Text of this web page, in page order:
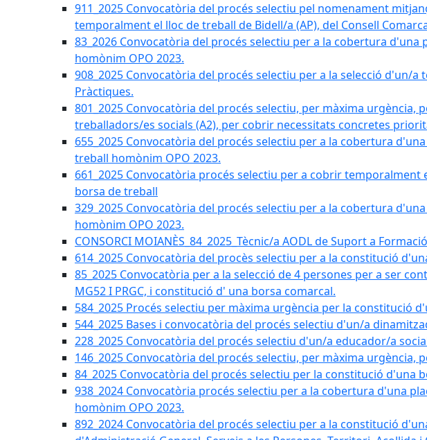
911_2025 Convocatòria del procés selectiu pel nomenament
temporalment el lloc de treball de Bidell/a (AP), del Consell
83_2026 Convocatòria del procés selectiu per a la cobertura
homònim OPO 2023.
908_2025 Convocatòria del procés selectiu per a la selecció d'un/
Pràctiques.
801_2025 Convocatòria del procés selectiu, per màxima
treballadors/es socials (A2), per cobrir necessitats concretes
655_2025 Convocatòria del procés selectiu per a la cobertura
treball homònim OPO 2023.
661_2025 Convocatòria procés selectiu per a cobrir
borsa de treball
329_2025 Convocatòria del procés selectiu per a la cobertura
homònim OPO 2023.
CONSORCI MOIANÈS_84_2025_Tècnic/a AODL de Suport a
614_2025 Convocatòria del procès selectiu per a la constitució
85_2025 Convocatòria per a la selecció de 4 persones per a ser
MG52 I PRGC, i constitució d' una borsa comarcal.
584_2025 Procés selectiu per màxima urgència per la constitució
544_2025 Bases i convocatòria del procés selectiu d'un/a
228_2025 Convocatòria del procés selectiu d'un/a educador/a
146_2025 Convocatòria del procés selectiu, per màxima
84_2025 Convocatòria del procés selectiu per la constitució d'una
938_2024 Convocatòria procés selectiu per a la cobertura d'una
homònim OPO 2023.
892_2024 Convocatòria del procés selectiu per a la constitució